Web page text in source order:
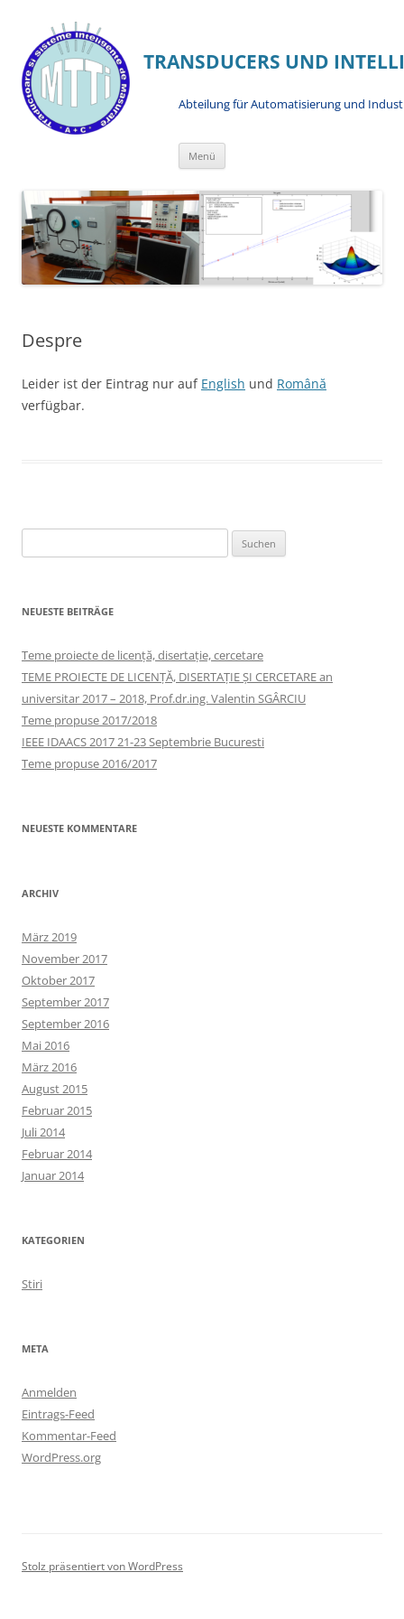
TRANSDUCERS UND
Abteilung für Automatisierung und
Menü
Despre
Leider ist der Eintrag nur auf English und Română
verfügbar.
nach:
NEUESTE BEITRÄGE
Teme proiecte de licență, disertație, cercetare
TEME PROIECTE DE LICENȚĂ, DISERTAȚIE ȘI CERCETARE an
universitar 2017 – 2018, Prof.dr.ing. Valentin SGÂRCIU
Teme propuse 2017/2018
IEEE IDAACS 2017 21-23 Septembrie Bucuresti
Teme propuse 2016/2017
NEUESTE KOMMENTARE
ARCHIV
März 2019
November 2017
Oktober 2017
September 2017
September 2016
Mai 2016
März 2016
August 2015
Februar 2015
Juli 2014
Februar 2014
Januar 2014
KATEGORIEN
Stiri
META
Anmelden
Eintrags-Feed
Kommentar-Feed
WordPress.org
Stolz präsentiert von WordPress